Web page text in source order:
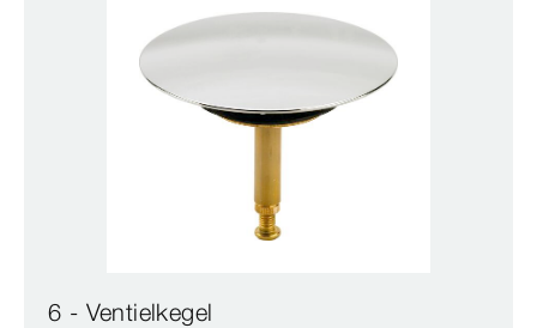
6 - Ventielkegel